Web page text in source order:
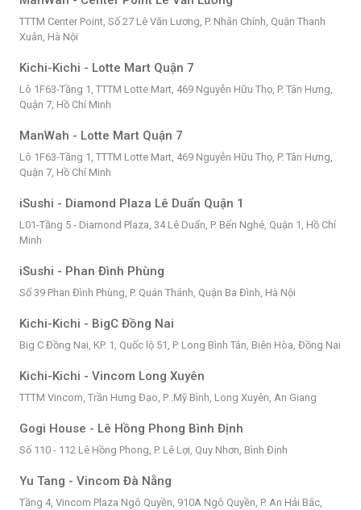
TTTM Center Point, Số 27 Lê Văn Lương, P. Nhân Chính, Quận Thanh
Xuân, Hà Nội
Kichi-Kichi - Lotte Mart Quận 7
Lô 1F63-Tầng 1, TTTM Lotte Mart, 469 Nguyễn Hữu Thọ, P. Tân Hưng,
Quận 7, Hồ Chí Minh
ManWah - Lotte Mart Quận 7
Lô 1F63-Tầng 1, TTTM Lotte Mart, 469 Nguyễn Hữu Thọ, P. Tân Hưng,
Quận 7, Hồ Chí Minh
iSushi - Diamond Plaza Lê Duẩn Quận 1
L01-Tầng 5 - Diamond Plaza, 34 Lê Duẩn, P. Bến Nghé, Quận 1, Hồ Chí
Minh
iSushi - Phan Đình Phùng
Số 39 Phan Đình Phùng, P. Quán Thánh, Quận Ba Đình, Hà Nội
Kichi-Kichi - BigC Đồng Nai
Big C Đồng Nai, KP. 1, Quốc lộ 51, P. Long Bình Tân, Biên Hòa, Đồng Nai
Kichi-Kichi - Vincom Long Xuyên
TTTM Vincom, Trần Hưng Đạo, P .Mỹ Bình, Long Xuyên, An Giang
Gogi House - Lê Hồng Phong Bình Định
Số 110 - 112 Lê Hồng Phong, P. Lê Lợi, Quy Nhơn, Bình Định
Yu Tang - Vincom Đà Nẵng
Tầng 4, Vincom Plaza Ngô Quyền, 910A Ngô Quyền, P. An Hải Bắc,